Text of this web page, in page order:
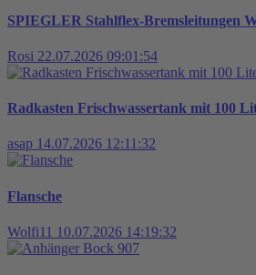
SPIEGLER Stahlflex-Bremsleitungen
Rosi 22.07.2026 09:01:54
Radkasten Frischwassertank mit 100
asap 14.07.2026 12:11:32
Flansche
Wolfi11 10.07.2026 14:19:32